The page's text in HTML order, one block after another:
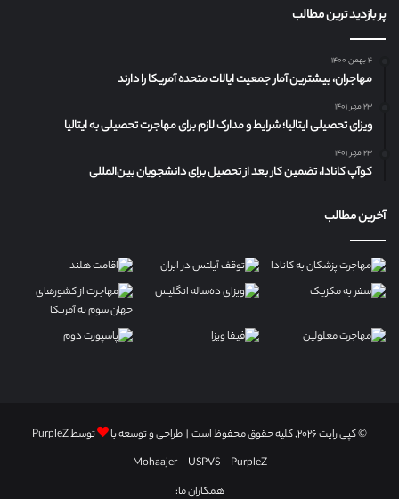
پر بازدید ترین مطالب
۴ بهمن ۱۴۰۰
مهاجران، بیشترین آمار جمعیت ایالات متحده آمریکا را دارند
۲۳ مهر ۱۴۰۱
ویزای تحصیلی ایتالیا؛ شرایط و مدارک لازم برای مهاجرت تحصیلی به ایتالیا
۲۳ مهر ۱۴۰۱
کوآپ کانادا، تضمین کار بعد از تحصیل برای دانشجویان بین‌المللی
آخرین مطالب
© کپی رایت ۲۰۲۶, کلیه حقوق محفوظ است | طراحی و توسعه با توسطPurpleZ
PurpleZ
USPVS
Mohaajer
همکاران ما: